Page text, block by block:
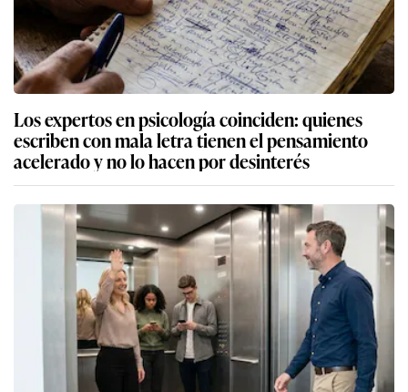
Los expertos en psicología coinciden: quienes
escriben con mala letra tienen el pensamiento
acelerado y no lo hacen por desinterés